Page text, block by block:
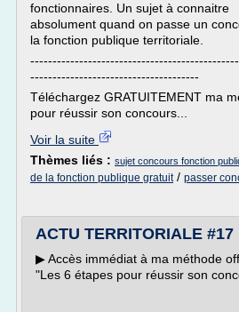
fonctionnaires. Un sujet à connaitre
absolument quand on passe un
la fonction publique territoriale.
--------------------------------------
Téléchargez GRATUITEMENT ma
pour réussir son concours...
Voir la suite
Thèmes liés : sujet concours fonction
de la fonction publique gratuit/ passer
ACTU TERRITORIALE #17
▶︎ Accès immédiat à ma méthode
"Les 6 étapes pour réussir son